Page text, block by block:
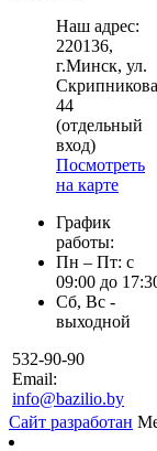
Наш адрес:
220136,
г.Минск, ул.
44
(отдельный
вход)
Посмотреть
на карте
График
работы:
Пн – Пт: с
09:00 до
Сб, Вс -
выходной
532-90-90
Email:
info@bazilio.by
Сайт разработан